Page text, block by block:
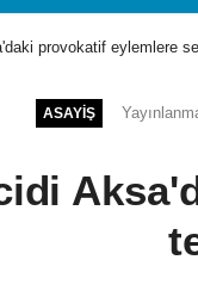
provokatif eylemlere
ASAYIŞ